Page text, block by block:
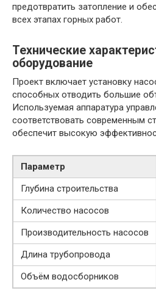
предотвратить затопление и
всех этапах горных работ.
Технические
оборудование
Проект включает установку
способных отводить большие
Используемая аппаратура
соответствовать современным
обеспечит высокую
Параметр
Глубина строительства
Количество насосов
Производительность насосов
Длина трубопровода
Объём водосборников